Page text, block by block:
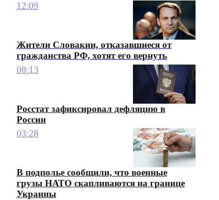
12:09
Жители Словакии, отказавшиеся от
гражданства РФ, хотят его вернуть
08:13
Росстат зафиксировал дефляцию в
России
03:28
В подполье сообщили, что военные
грузы НАТО скапливаются на границе
Украины